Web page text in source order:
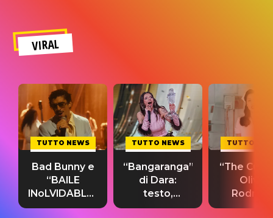
VIRAL
TUTTO NEWS
Bad Bunny e
“BAILE
INoLVIDABLE”:
testo,
TUTTO NEWS
“Bangaranga”
di Dara:
testo,
traduzione e
TUTTO
“The
Olivia
testo,